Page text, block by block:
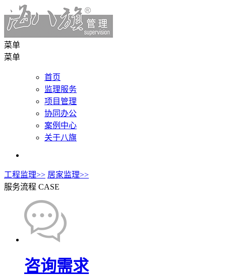
菜单
菜单
首页
监理服务
项目管理
协同办公
案例中心
关于八旗
工程监理>> 居家监理>>
服务流程 CASE
咨询需求